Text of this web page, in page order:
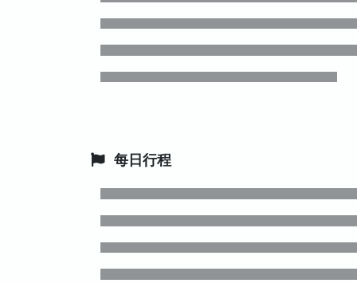
每日行程